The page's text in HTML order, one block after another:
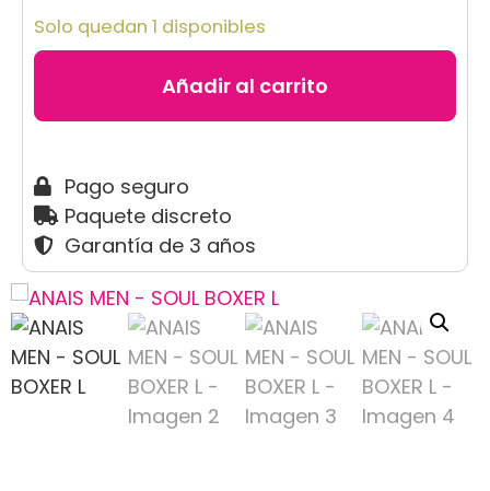
Solo quedan 1 disponibles
Añadir al carrito
Pago seguro
Paquete discreto
Garantía de 3 años